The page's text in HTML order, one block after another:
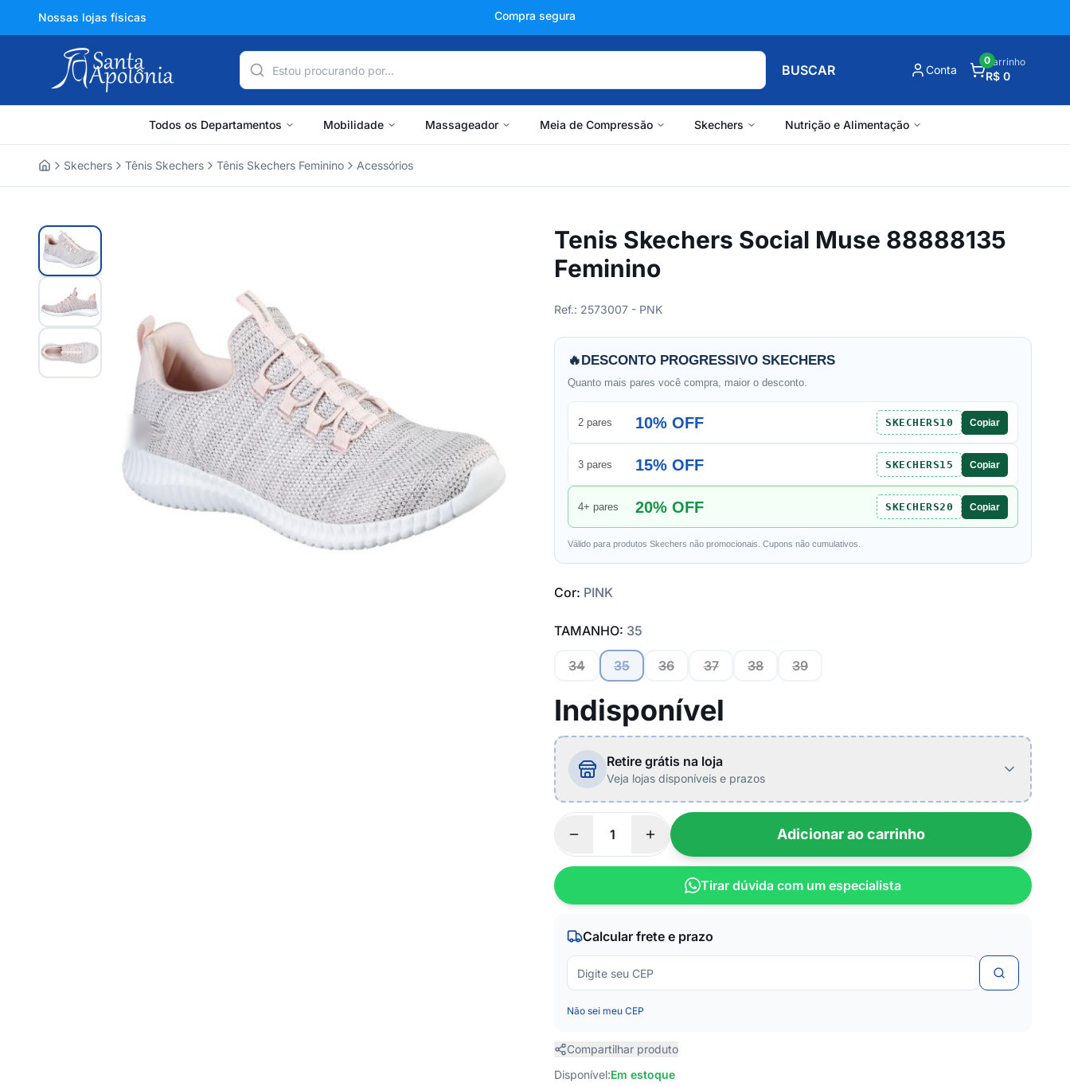
Nossas lojas físicas +150 mil avaliações
BUSCAR Conta
Carrinho
R$ 0
0
Todos os Departamentos Mobilidade Massageador Meia de Compressão Skechers Nutrição e Alimentação
Skechers Tênis Skechers Tênis Skechers Feminino Acessórios
Tenis Skechers Social Muse 88888135
Feminino
Ref.: 2573007 - PNK
🔥DESCONTO PROGRESSIVO SKECHERS
Quanto mais pares você compra, maior o desconto.
2 pares 10% OFF SKECHERS10 Copiar
3 pares 15% OFF SKECHERS15 Copiar
4+ pares 20% OFF SKECHERS20 Copiar
Válido para produtos Skechers não promocionais. Cupons não cumulativos.
Cor: PINK
TAMANHO: 35
34 35 36 37 38 39
Indisponível
Retire grátis na loja
Veja lojas disponíveis e prazos
Adicionar ao carrinho
Tirar dúvida com um especialista
Calcular frete e prazo
Não sei meu CEP
Compartilhar produto
Disponível:Em estoque